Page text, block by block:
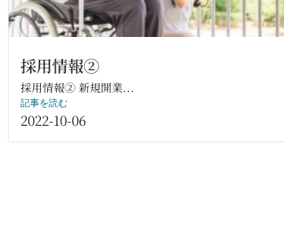
採用情報②
採用情報② 新規開業...
記事を読む
2022-10-06